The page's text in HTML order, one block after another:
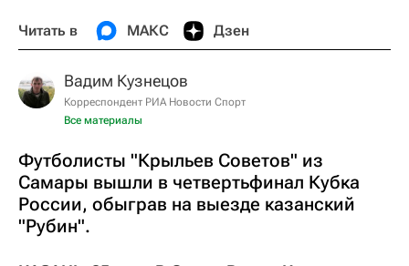
Читать в МАКС Дзен
Вадим Кузнецов
Корреспондент РИА Новости Спорт
Все материалы
Футболисты "Крыльев Советов" из
Самары вышли в четвертьфинал Кубка
России, обыграв на выезде казанский
"Рубин".